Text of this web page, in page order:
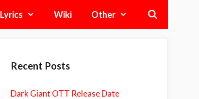
Lyrics Wiki Other
Recent Posts
Dark Giant OTT Release Date